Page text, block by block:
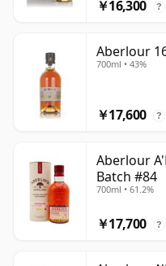
￥16,300 ?
Aberlour
700ml • 43%
￥17,600 ?
Aberlour
Batch #84
700ml • 61.2%
￥17,700 ?